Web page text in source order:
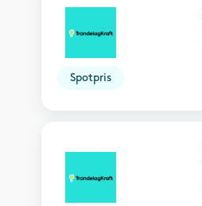
Spotpris